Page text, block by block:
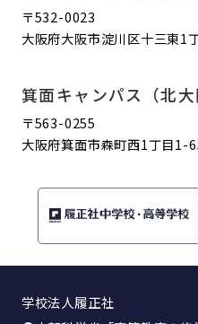
〒532-0023
大阪府大阪市淀川区十三東1
箕面キャンパス（北大
〒563-0255
大阪府箕面市森町西1丁目1-
学校法人履正社